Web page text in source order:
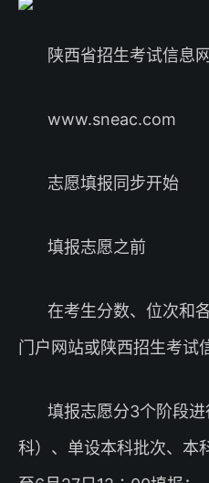
陕西省招生考试信息网
www.sneac.com
志愿填报同步开始
填报志愿之前
在考生分数、位次和
门户网站或陕西招生考试
填报志愿分3个阶段
科）、单设本科批次、